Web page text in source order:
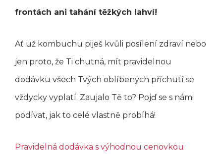
frontách ani tahání těžkých lahví!
Ať už kombuchu piješ kvůli posílení zdraví nebo
jen proto, že Ti chutná, mít pravidelnou
dodávku všech Tvých oblíbených příchutí se
vždycky vyplatí. Zaujalo Tě to? Pojď se s námi
podívat, jak to celé vlastně probíhá!
Pravidelná dodávka s výhodnou cenovkou